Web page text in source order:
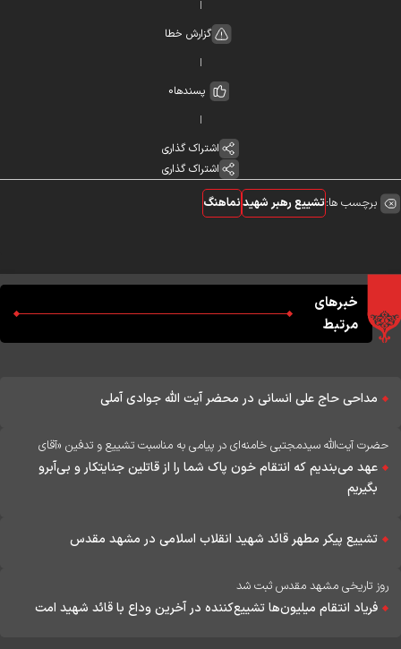
گزارش خطا
پسندها0
اشتراک گذاری
اشتراک گذاری
برچسب ها:تشییع رهبر شهیدنماهنگ
خبرهای
مرتبط
مداحی حاج علی انسانی در محضر آیت الله جوادی آملی
حضرت آیت‌الله سیدمجتبی خامنه‌ای در پیامی به‌ مناسبت تشییع و تدفین «آقای
شهید ایران»:
عهد می‌بندیم که انتقام خون پاک شما را از قاتلین جنایتکار و بی‌آبرو
بگیریم
تشییع پیکر مطهر قائد شهید انقلاب اسلامی در مشهد مقدس
روز تاریخی مشهد مقدس ثبت شد
فریاد انتقام میلیون‌ها تشییع‌کننده در آخرین وداع با قائد شهید امت